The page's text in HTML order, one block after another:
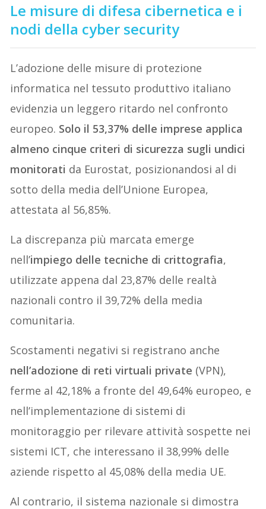
Le misure di difesa cibernetica e i
nodi della cyber security
L’adozione delle misure di protezione
informatica nel tessuto produttivo italiano
evidenzia un leggero ritardo nel confronto
europeo. Solo il 53,37% delle imprese applica
almeno cinque criteri di sicurezza sugli undici
monitorati da Eurostat, posizionandosi al di
sotto della media dell’Unione Europea,
attestata al 56,85%.
La discrepanza più marcata emerge
nell’impiego delle tecniche di crittografia,
utilizzate appena dal 23,87% delle realtà
nazionali contro il 39,72% della media
comunitaria.
Scostamenti negativi si registrano anche
nell’adozione di reti virtuali private (VPN),
ferme al 42,18% a fronte del 49,64% europeo, e
nell’implementazione di sistemi di
monitoraggio per rilevare attività sospette nei
sistemi ICT, che interessano il 38,99% delle
aziende rispetto al 45,08% della media UE.
Al contrario, il sistema nazionale si dimostra